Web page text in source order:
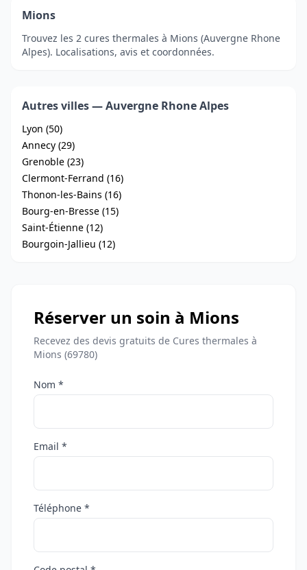
Mions
Trouvez les 2 cures thermales à Mions (Auvergne Rhone
Alpes). Localisations, avis et coordonnées.
Autres villes — Auvergne Rhone Alpes
Lyon (50)
Annecy (29)
Grenoble (23)
Clermont-Ferrand (16)
Thonon-les-Bains (16)
Bourg-en-Bresse (15)
Saint-Étienne (12)
Bourgoin-Jallieu (12)
Réserver un soin à Mions
Recevez des devis gratuits de Cures thermales à
Mions (69780)
Nom *
Email *
Téléphone *